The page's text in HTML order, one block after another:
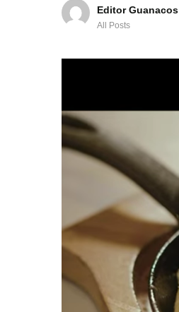
Editor Guanacos
All Posts